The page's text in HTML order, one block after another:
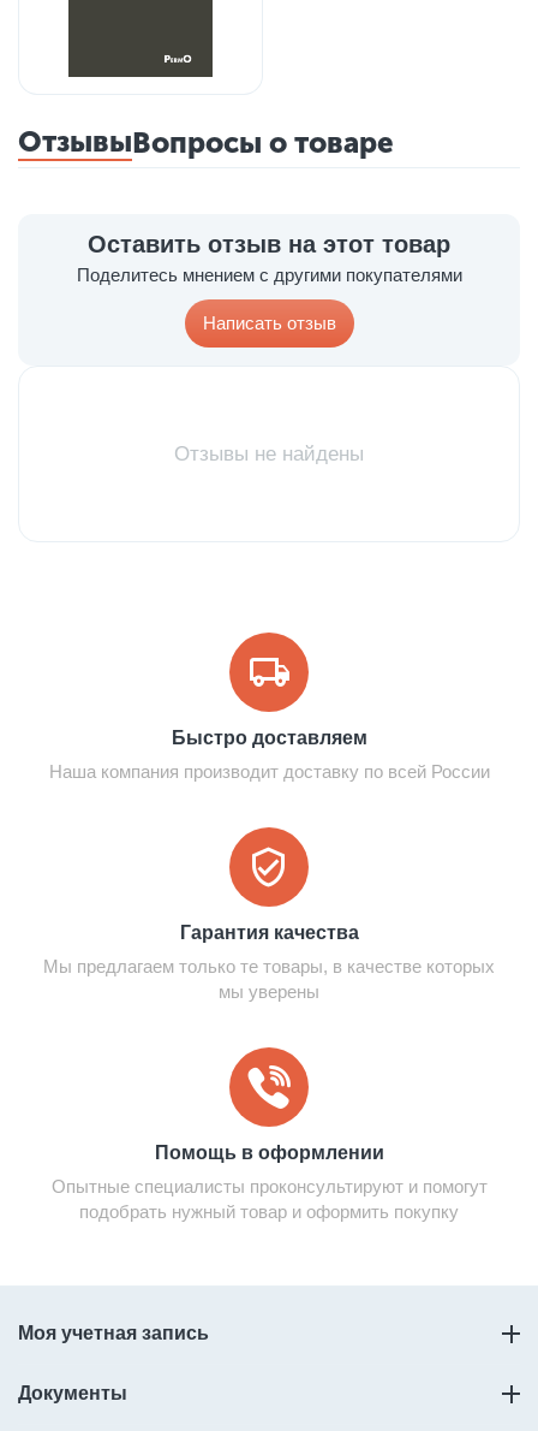
ОтзывыВопросы о товаре
Оставить отзыв на этот товар
Поделитесь мнением с другими покупателями
Написать отзыв
Отзывы не найдены
Быстро доставляем
Наша компания производит доставку по всей России
Гарантия качества
Мы предлагаем только те товары, в качестве которых
мы уверены
Помощь в оформлении
Опытные специалисты проконсультируют и помогут
подобрать нужный товар и оформить покупку
Моя учетная запись
Документы